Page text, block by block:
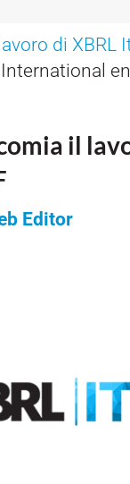
di XBRL
International
il
Editor